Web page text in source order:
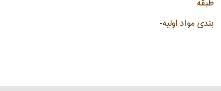
طبقه
بندی مواد اولیه-